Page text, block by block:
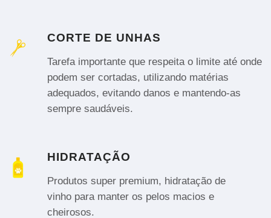
CORTE DE UNHAS
Tarefa importante que respeita o limite até onde
podem ser cortadas, utilizando matérias
adequados, evitando danos e mantendo-as
sempre saudáveis.
HIDRATAÇÃO
Produtos super premium, hidratação de
vinho para manter os pelos macios e
cheirosos.